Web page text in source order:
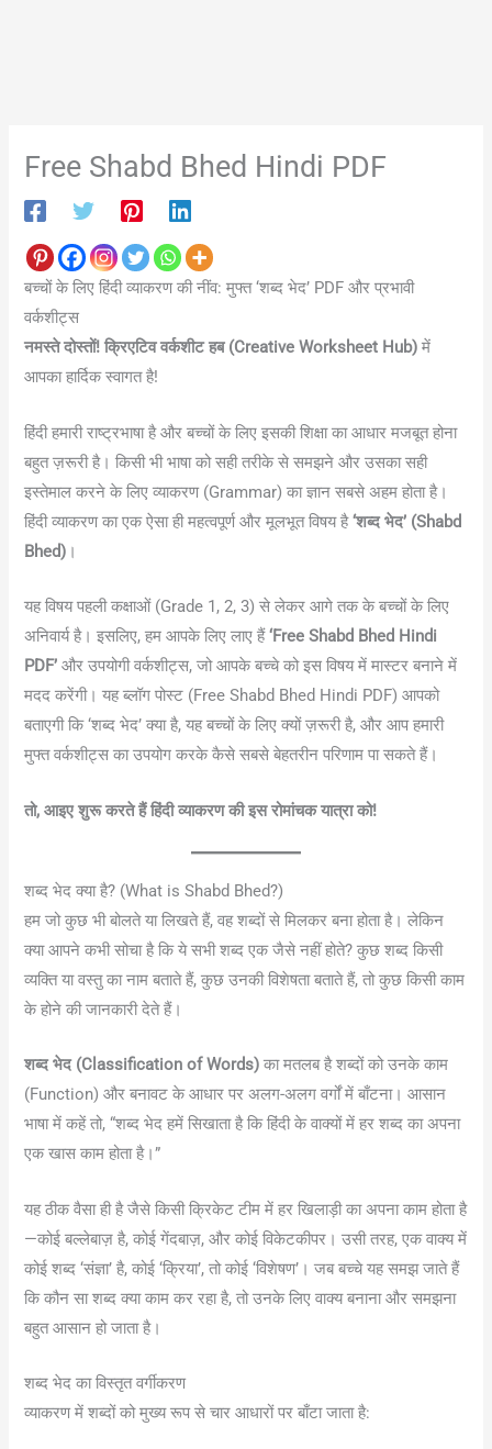
Free Shabd Bhed Hindi PDF
बच्चों के लिए हिंदी व्याकरण की नींव: मुफ्त ‘शब्द भेद’ PDF और प्रभावी
वर्कशीट्स
नमस्ते दोस्तों! क्रिएटिव वर्कशीट हब (Creative Worksheet Hub) में
आपका हार्दिक स्वागत है!
हिंदी हमारी राष्ट्रभाषा है और बच्चों के लिए इसकी शिक्षा का आधार मजबूत होना
बहुत ज़रूरी है। किसी भी भाषा को सही तरीके से समझने और उसका सही
इस्तेमाल करने के लिए व्याकरण (Grammar) का ज्ञान सबसे अहम होता है।
हिंदी व्याकरण का एक ऐसा ही महत्वपूर्ण और मूलभूत विषय है‘शब्द भेद’ (Shabd
Bhed) ।
यह विषय पहली कक्षाओं (Grade 1, 2, 3) से लेकर आगे तक के बच्चों के लिए
अनिवार्य है। इसलिए, हम आपके लिए लाए हैं‘Free Shabd Bhed Hindi
PDF’ और उपयोगी वर्कशीट्स, जो आपके बच्चे को इस विषय में मास्टर बनाने में
मदद करेंगी। यह ब्लॉग पोस्ट (Free Shabd Bhed Hindi PDF) आपको
बताएगी कि ‘शब्द भेद’ क्या है, यह बच्चों के लिए क्यों ज़रूरी है, और आप हमारी
मुफ्त वर्कशीट्स का उपयोग करके कैसे सबसे बेहतरीन परिणाम पा सकते हैं।
तो, आइए शुरू करते हैं हिंदी व्याकरण की इस रोमांचक यात्रा को!
शब्द भेद क्या है? (What is Shabd Bhed?)
हम जो कुछ भी बोलते या लिखते हैं, वह शब्दों से मिलकर बना होता है। लेकिन
क्या आपने कभी सोचा है कि ये सभी शब्द एक जैसे नहीं होते? कुछ शब्द किसी
व्यक्ति या वस्तु का नाम बताते हैं, कुछ उनकी विशेषता बताते हैं, तो कुछ किसी काम
के होने की जानकारी देते हैं।
शब्द भेद (Classification of Words) का मतलब है शब्दों को उनके काम
(Function) और बनावट के आधार पर अलग-अलग वर्गों में बाँटना। आसान
भाषा में कहें तो, “शब्द भेद हमें सिखाता है कि हिंदी के वाक्यों में हर शब्द का अपना
एक खास काम होता है।”
यह ठीक वैसा ही है जैसे किसी क्रिकेट टीम में हर खिलाड़ी का अपना काम होता है
—कोई बल्लेबाज़ है, कोई गेंदबाज़, और कोई विकेटकीपर। उसी तरह, एक वाक्य में
कोई शब्द ‘संज्ञा’ है, कोई ‘क्रिया’, तो कोई ‘विशेषण’। जब बच्चे यह समझ जाते हैं
कि कौन सा शब्द क्या काम कर रहा है, तो उनके लिए वाक्य बनाना और समझना
बहुत आसान हो जाता है।
शब्द भेद का विस्तृत वर्गीकरण
व्याकरण में शब्दों को मुख्य रूप से चार आधारों पर बाँटा जाता है: